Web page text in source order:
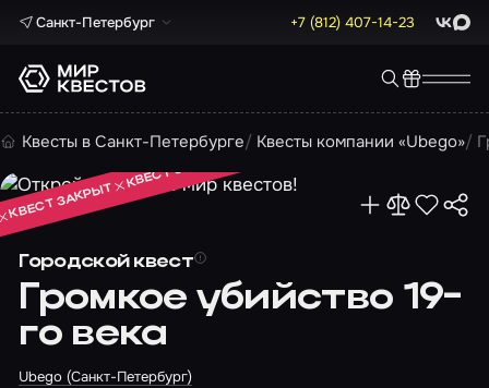
Санкт-Петербург +7 (812) 407-14-23 Max
Квесты в Санкт-Петербурге Квесты компании «Ubego»
Городской квест
Громкое убийство 19-
го века
Ubego (Санкт-Петербург)
КВЕСТ ЗАКРЫТ
КВЕСТ ЗАКРЫТ
КВЕСТ ЗАКРЫТ